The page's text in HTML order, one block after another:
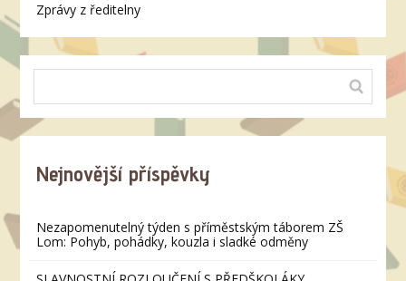
Zprávy z ředitelny
Nejnovější příspěvky
Nezapomenutelný týden s příměstským táborem ZŠ
Lom: Pohyb, pohádky, kouzla i sladké odměny